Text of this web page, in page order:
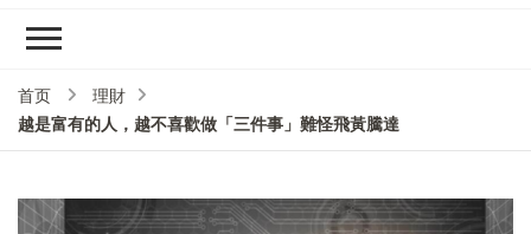
首页
理財
越是富有的人，越不喜歡做「三件事」難怪飛黃騰達